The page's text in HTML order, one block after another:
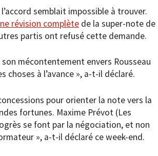
semblait impossible à trouver.
révision complète de la super-note de
partis ont refusé cette demande.
mécontentement envers Rousseau
choses à l’avance », a-t-il déclaré.
pour orienter la note vers la
fortunes. Maxime Prévot (Les
se font par la négociation, et non
», a-t-il déclaré ce week-end.